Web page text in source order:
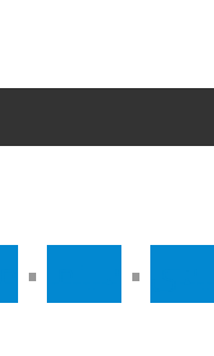
•
•